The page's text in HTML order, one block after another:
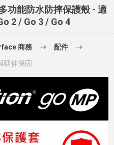
功能防水防摔保護殼 - 適
2 / Go 3 / Go 4
商務
配件
延伸保固